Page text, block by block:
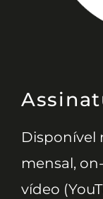
Disponível
mensal,
vídeo